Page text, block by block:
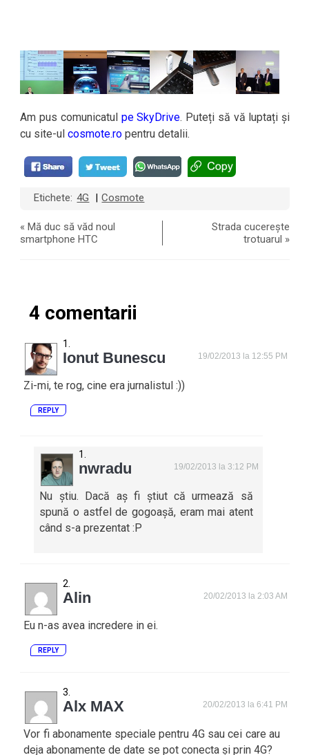
Am pus comunicatul pe SkyDrive. Puteți să vă luptați și
cu site-ulcosmote.ro pentru detalii.
Etichete: 4G | Cosmote
«Mă duc să văd noul
smartphone HTC
Strada cucerește
trotuarul »
4 comentarii
Ionut Bunescu 19/02/2013 la 12:55 PM
Zi-mi, te rog, cine era jurnalistul :))
REPLY
nwradu 19/02/2013 la 3:12 PM
Nu știu. Dacă aș fi știut că urmează să
spună o astfel de gogoașă, eram mai atent
când s-a prezentat :P
Alin 20/02/2013 la 2:03 AM
Eu n-as avea incredere in ei.
REPLY
Alx MAX 20/02/2013 la 6:41 PM
Vor fi abonamente speciale pentru 4G sau cei care au
deja abonamente de date se pot conecta și prin 4G?